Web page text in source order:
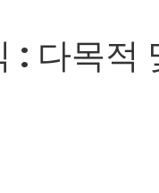
: 다목